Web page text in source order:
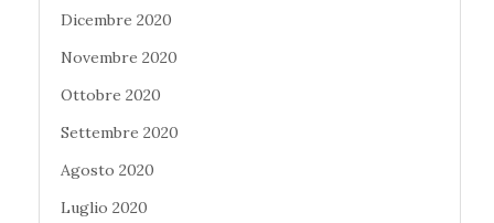
Dicembre 2020
Novembre 2020
Ottobre 2020
Settembre 2020
Agosto 2020
Luglio 2020